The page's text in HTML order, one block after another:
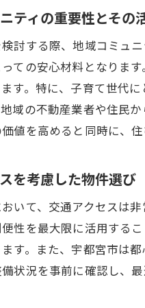
ティの重要性とその
討する際、地域コミュ
ての安心材料となりま
す。特に、子育て世代
域の不動産業者や住民
値を高めると同時に、
を考慮した物件選び
いて、交通アクセスは
性を最大限に活用する
す。また、宇都宮市は
状況を事前に確認し、